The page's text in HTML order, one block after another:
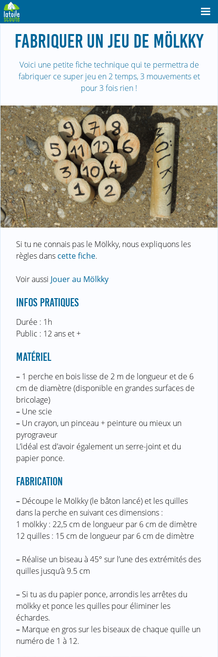
FABRIQUER UN JEU DE MÖLKKY
Voici une petite fiche technique qui te permettra de
fabriquer ce super jeu en 2 temps, 3 mouvements et
pour 3 fois rien !
Si tu ne connais pas le Mölkky, nous expliquons les
règles dans cette fiche.
Voir aussi Jouer au Mölkky
INFOS PRATIQUES
Durée : 1h
Public : 12 ans et +
MATÉRIEL
– 1 perche en bois lisse de 2 m de longueur et de 6
cm de diamètre (disponible en grandes surfaces de
bricolage)
– Une scie
– Un crayon, un pinceau + peinture ou mieux un
pyrograveur
L’idéal est d’avoir également un serre-joint et du
papier ponce.
FABRICATION
– Découpe le Mölkky (le bâton lancé) et les quilles
dans la perche en suivant ces dimensions :
1 mölkky : 22,5 cm de longueur par 6 cm de dimètre
12 quilles : 15 cm de longueur par 6 cm de dimètre
– Réalise un biseau à 45° sur l’une des extrémités des
quilles jusqu’à 9.5 cm
– Si tu as du papier ponce, arrondis les arrêtes du
mölkky et ponce les quilles pour éliminer les
échardes.
– Marque en gros sur les biseaux de chaque quille un
numéro de 1 à 12.